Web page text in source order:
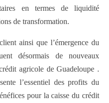
en termes de liquidité
de transformation.
ainsi que l’émergence du
désormais de nouveaux
agricole de Guadeloupe .
l’essentiel des profits du
pour la caisse du crédit